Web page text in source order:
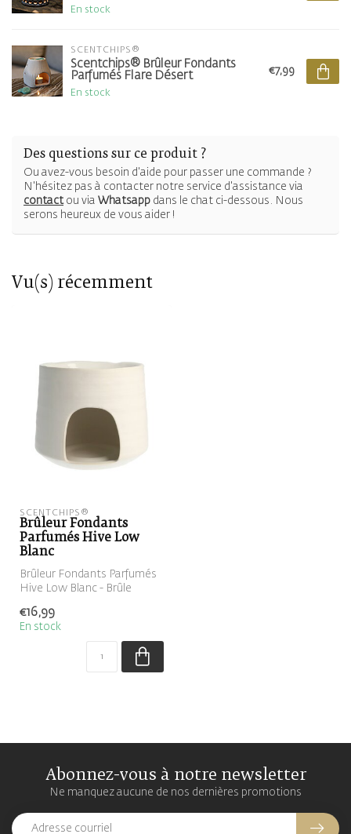
En stock
SCENTCHIPS®
Scentchips® Brûleur Fondants
Parfumés Flare Désert
En stock
€7,99
Des questions sur ce produit ?
Ou avez-vous besoin d'aide pour passer une commande ?
N'hésitez pas à contacter notre service d'assistance via
contactou via Whatsapp dans le chat ci-dessous. Nous
serons heureux de vous aider !
Vu(s) récemment
SCENTCHIPS®
Brûleur Fondants
Parfumés Hive Low
Blanc
Brûleur Fondants Parfumés
Hive Low Blanc - Brûle
€16,99
En stock
Abonnez-vous à notre newsletter
Ne manquez aucune de nos dernières promotions